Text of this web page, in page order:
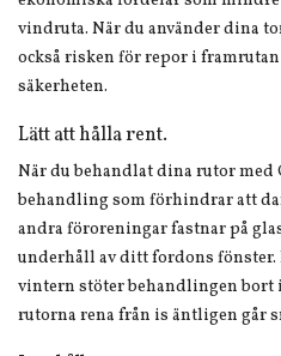
vindruta. När du använder dina
också risken för repor i
säkerheten.
Lätt att hålla rent.
När du behandlat dina rutor med
behandling som förhindrar att
andra föroreningar fastnar på
underhåll av ditt fordons fönster.
vintern stöter behandlingen bort
rutorna rena från is äntligen går